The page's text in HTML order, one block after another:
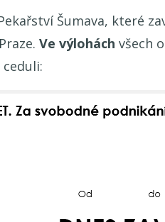
Šumava, které
Ve výlohách všech